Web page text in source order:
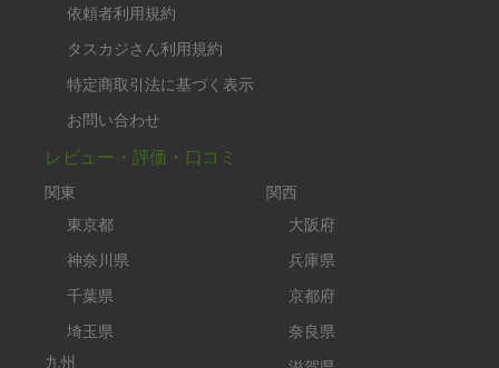
依頼者利用規約
タスカジさん利用規約
特定商取引法に基づく表示
お問い合わせ
レビュー・評価・口コミ
関東
東京都
神奈川県
千葉県
埼玉県
九州
関西
大阪府
兵庫県
京都府
奈良県